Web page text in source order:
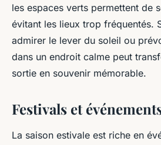
les espaces verts permettent de
évitant les lieux trop fréquentés.
admirer le lever du soleil ou
dans un endroit calme peut
sortie en souvenir mémorable.
Festivals et
La saison estivale est riche en